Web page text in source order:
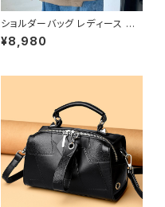
ショルダーバッグ レディース ワ
ンショルダー レザー調 バッグ 斜
めがけバッグ 肩掛けバッグ 大容
¥8,980